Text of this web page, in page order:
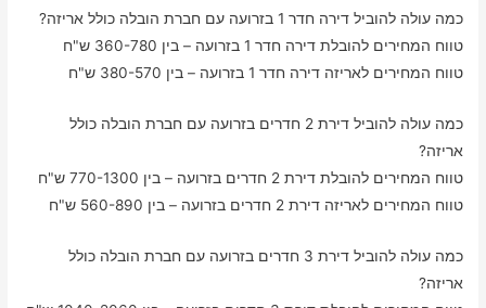
כמה עולה להוביל דירה חדר 1 בזרועה עם חברת הובלה כולל אריזה?
טווח המחירים להובלת דירה חדר 1 בזרועה – בין 360-780 ש"ח
טווח המחירים לאריזה דירה חדר 1 בזרועה – בין 380-570 ש"ח
כמה עולה להוביל דירת 2 חדרים בזרועה עם חברת הובלה כולל
אריזה?
טווח המחירים להובלת דירת 2 חדרים בזרועה – בין 770-1300 ש"ח
טווח המחירים לאריזה דירת 2 חדרים בזרועה – בין 560-890 ש"ח
כמה עולה להוביל דירת 3 חדרים בזרועה עם חברת הובלה כולל
אריזה?